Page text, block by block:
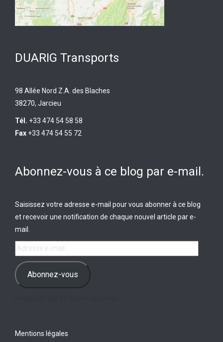
DUARIG Transports
98 Allée Nord Z.A. des Blaches
38270, Jarcieu
Tél. +33 474 54 58 58
Fax +33 474 54 55 72
Abonnez-vous à ce blog par e-mail.
Saisissez votre adresse e-mail pour vous abonner à ce blog
et recevoir une notification de chaque nouvel article par e-
mail.
Adresse
e-
mail Abonnez-vous
Mentions légales